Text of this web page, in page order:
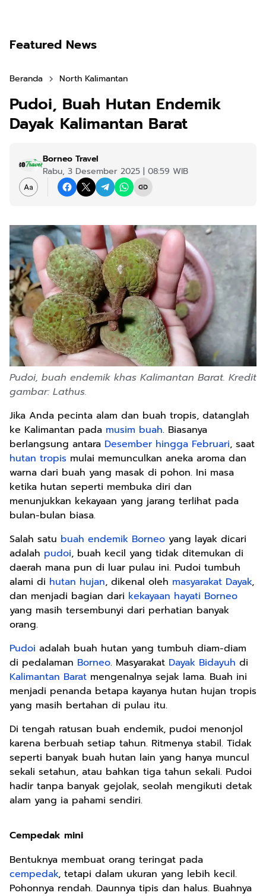
Featured News
Beranda North Kalimantan
Pudoi, Buah Hutan Endemik
Dayak Kalimantan Barat
Borneo Travel
Rabu, 3 Desember 2025 | 08:59 WIB
Pudoi, buah endemik khas Kalimantan Barat. Kredit
gambar: Lathus.
Jika Anda pecinta alam dan buah tropis, datanglah
ke Kalimantan pada musim buah. Biasanya
berlangsung antara Desember hingga Februari, saat
hutan tropis mulai memunculkan aneka aroma dan
warna dari buah yang masak di pohon. Ini masa
ketika hutan seperti membuka diri dan
menunjukkan kekayaan yang jarang terlihat pada
bulan-bulan biasa.
Salah satu buah endemik Borneo yang layak dicari
adalah pudoi, buah kecil yang tidak ditemukan di
daerah mana pun di luar pulau ini. Pudoi tumbuh
alami di hutan hujan, dikenal oleh masyarakat Dayak,
dan menjadi bagian dari kekayaan hayati Borneo
yang masih tersembunyi dari perhatian banyak
orang.
Pudoi adalah buah hutan yang tumbuh diam-diam
di pedalaman Borneo. Masyarakat Dayak Bidayuh di
Kalimantan Barat mengenalnya sejak lama. Buah ini
menjadi penanda betapa kayanya hutan hujan tropis
yang masih bertahan di pulau itu.
Di tengah ratusan buah endemik, pudoi menonjol
karena berbuah setiap tahun. Ritmenya stabil. Tidak
seperti banyak buah hutan lain yang hanya muncul
sekali setahun, atau bahkan tiga tahun sekali. Pudoi
hadir tanpa banyak gejolak, seolah mengikuti detak
alam yang ia pahami sendiri.
Cempedak mini
Bentuknya membuat orang teringat pada
cempedak, tetapi dalam ukuran yang lebih kecil.
Pohonnya rendah. Daunnya tipis dan halus. Buahnya